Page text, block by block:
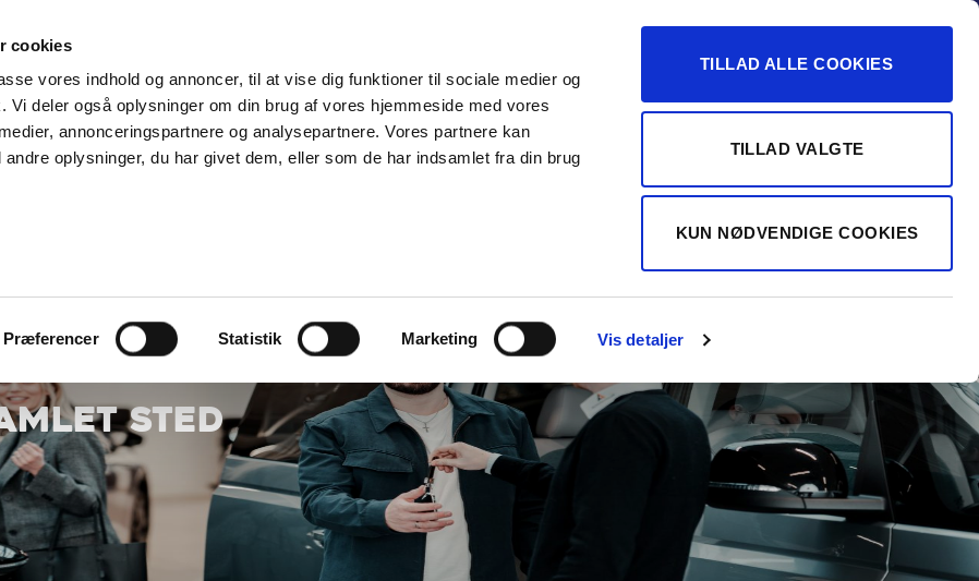
cookies
vores indhold og annoncer, til at vise dig funktioner til sociale medier og
Vi deler også oplysninger om din brug af vores hjemmeside med vores
annonceringspartnere og analysepartnere. Vores partnere kan
oplysninger, du har givet dem, eller som de har indsamlet fra din brug
Præferencer Statistik Marketing Vis detaljer
TILLAD ALLE COOKIES
TILLAD VALGTE
KUN NØDVENDIGE COOKIES
SÆLG VAREBIL KØB BIL KONTAKT OS ARTIKLER FIND FORHANDLER Vurdér min bil
STED